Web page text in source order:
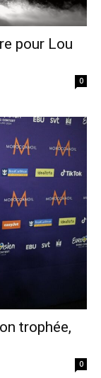
pour Lou
0
trophée,
0